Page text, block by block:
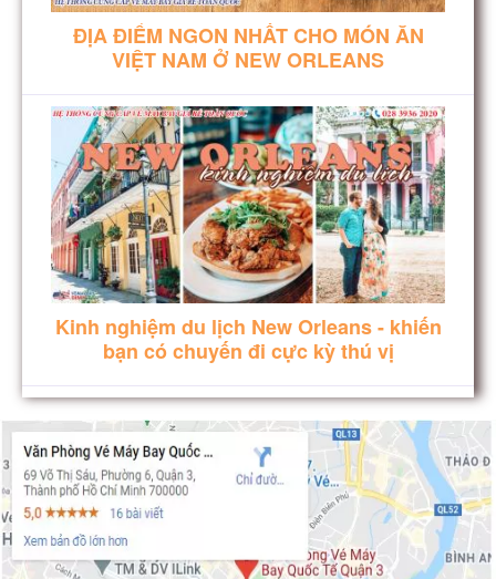
ĐỊA ĐIỂM NGON NHẤT CHO MÓN ĂN
VIỆT NAM Ở NEW ORLEANS
Kinh nghiệm du lịch New Orleans - khiến
bạn có chuyến đi cực kỳ thú vị